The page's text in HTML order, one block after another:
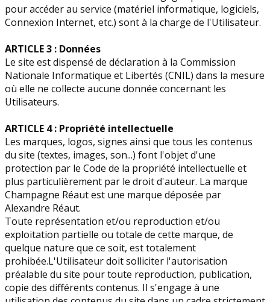
pour accéder au service (matériel informatique, logiciels,
Connexion Internet, etc.) sont à la charge de l'Utilisateur.
ARTICLE 3 : Données
Le site est dispensé de déclaration à la Commission
Nationale Informatique et Libertés (CNIL) dans la mesure
où elle ne collecte aucune donnée concernant les
Utilisateurs.
ARTICLE 4 : Propriété intellectuelle
Les marques, logos, signes ainsi que tous les contenus
du site (textes, images, son...) font l'objet d'une
protection par le Code de la propriété intellectuelle et
plus particulièrement par le droit d'auteur. La marque
Champagne Réaut est une marque déposée par
Alexandre Réaut.
Toute représentation et/ou reproduction et/ou
exploitation partielle ou totale de cette marque, de
quelque nature que ce soit, est totalement
prohibée.L'Utilisateur doit solliciter l'autorisation
préalable du site pour toute reproduction, publication,
copie des différents contenus. Il s'engage à une